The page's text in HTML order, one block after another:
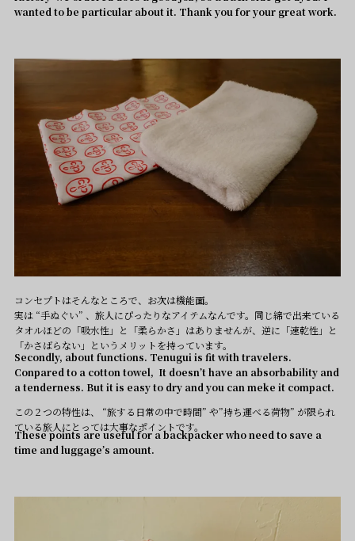
wanted to be particular about it. Thank you for your great work.
コンセプトはそんなところで、お次は機能面。
実は “手ぬぐい” 、旅人にぴったりなアイテムなんです。同じ綿で出来ている
タオルほどの「吸水性」と「柔らかさ」はありませんが、逆に「速乾性」と
「かさばらない」というメリットを持っています。
Secondly, about functions. Tenugui is fit with travelers.
Conpared to a cotton towel, It doesn’t have an absorbability and
a tenderness. But it is easy to dry and you can meke it compact.
この２つの特性は、 “旅する日常の中で時間” や”持ち運べる荷物” が限られ
ている旅人にとっては大事なポイントです。
These points are useful for a backpacker who need to save a
time and luggage’s amount.